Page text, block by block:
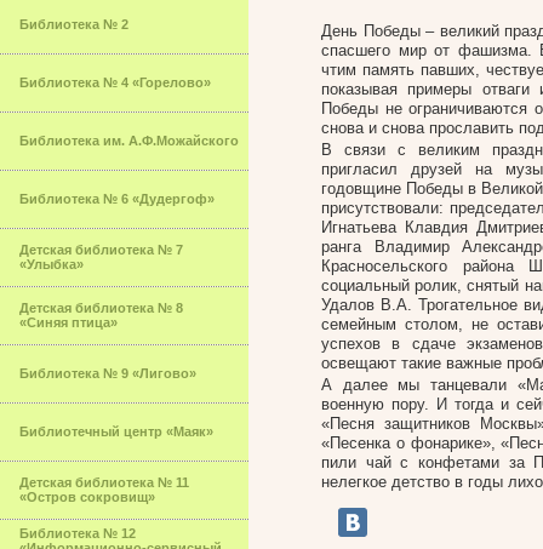
Библиотека № 2
Библиотека № 4 «Горелово»
Библиотека им. А.Ф.Можайского
Библиотека № 6 «Дудергоф»
Детская библиотека № 7
«Улыбка»
Детская библиотека № 8
«Синяя птица»
Библиотека № 9 «Лигово»
Библиотечный центр «Маяк»
Детская библиотека № 11
«Остров сокровищ»
Библиотека № 12
День Победы – великий
спасшего мир от фашизма.
чтим память павших,
показывая примеры
Победы не ограничиваются
снова и снова прославить
В связи с великим
пригласил друзей на
годовщине Победы в
присутствовали:
Игнатьева Клавдия
ранга Владимир
Красносельского района
социальный ролик, снятый
Удалов В.А. Трогательное
семейным столом, не
успехов в сдаче
освещают такие важные
А далее мы танцевали
военную пору. И тогда и
«Песня защитников
«Песенка о фонарике»,
пили чай с конфетами за
нелегкое детство в годы